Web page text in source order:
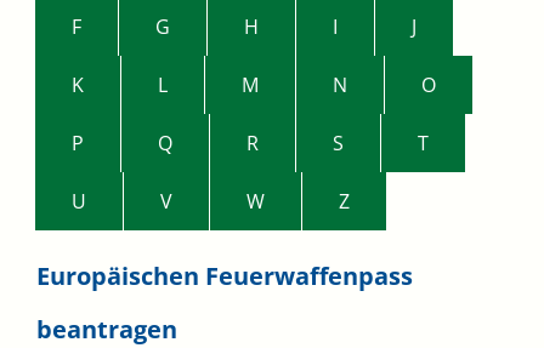
F G H I J
K L M N O
P Q R S T
U V W Z
Europäischen Feuerwaffenpass
beantragen